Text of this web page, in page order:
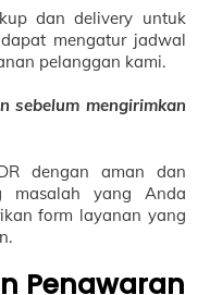
dan delivery untuk
mengatur jadwal
pelanggan kami.
sebelum mengirimkan
dengan aman dan
masalah yang Anda
form layanan yang
Penawaran